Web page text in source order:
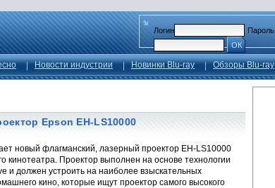
Логин
Пароль
ОК
Новости индустрии Новинки Blu-ray Обзоры Blu-ray
Epson EH-LS10000
новый флагманский, лазерный проектор EH-LS10000
кинотеатра. Проектор выполнен на основе технологии
и должен устроить на наиболее взыскательных
кино, которые ищут проектор самого высокого